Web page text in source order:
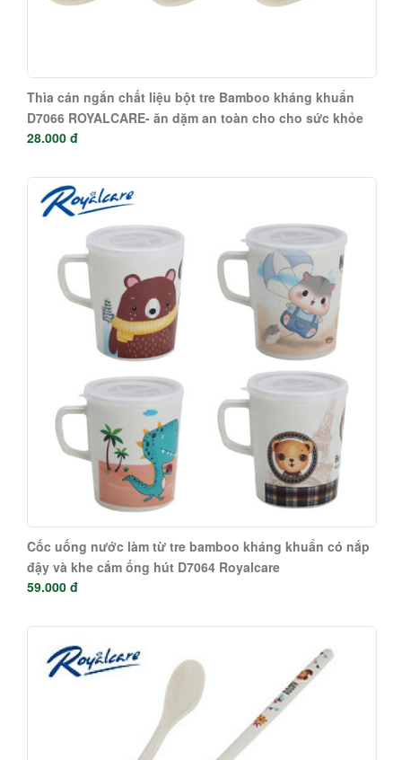
Thìa cán ngắn chất liệu bột tre Bamboo kháng khuẩn
D7066 ROYALCARE- ăn dặm an toàn cho cho sức khỏe
của bé
28.000 đ
Cốc uống nước làm từ tre bamboo kháng khuẩn có nắp
đậy và khe cắm ống hút D7064 Royalcare